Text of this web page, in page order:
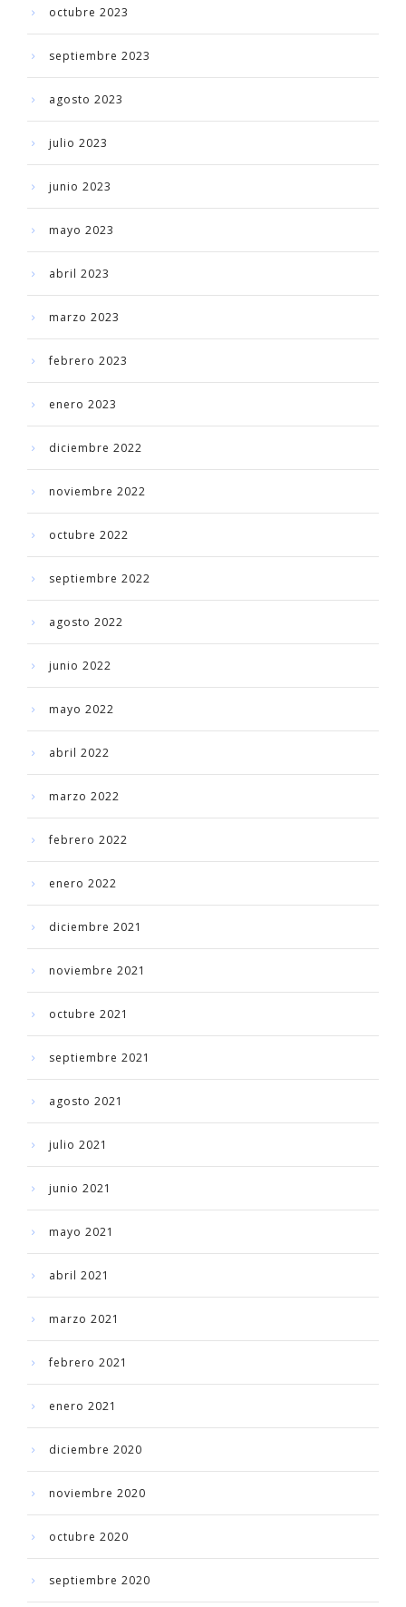
octubre 2023
septiembre 2023
agosto 2023
julio 2023
junio 2023
mayo 2023
abril 2023
marzo 2023
febrero 2023
enero 2023
diciembre 2022
noviembre 2022
octubre 2022
septiembre 2022
agosto 2022
junio 2022
mayo 2022
abril 2022
marzo 2022
febrero 2022
enero 2022
diciembre 2021
noviembre 2021
octubre 2021
septiembre 2021
agosto 2021
julio 2021
junio 2021
mayo 2021
abril 2021
marzo 2021
febrero 2021
enero 2021
diciembre 2020
noviembre 2020
octubre 2020
septiembre 2020